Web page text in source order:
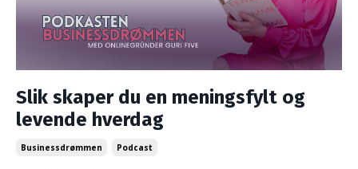
Slik skaper du en meningsfylt og
levende hverdag
Businessdrømmen Podcast